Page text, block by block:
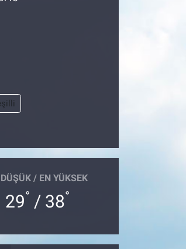
/ EN YÜKSEK
29° / 38°